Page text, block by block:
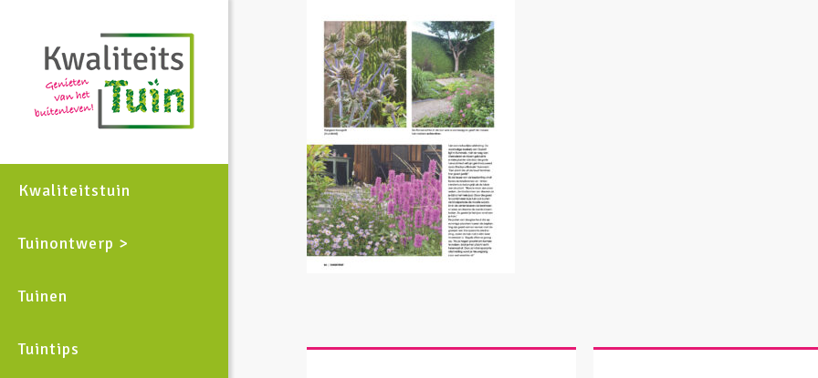
Kwaliteitstuin
Tuinontwerp >
Tuinen
Tuintips